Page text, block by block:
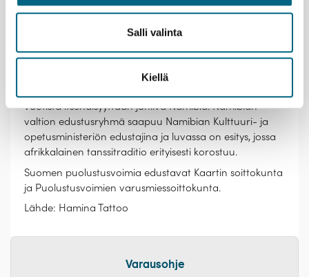
Salli valinta
Kiellä
edustussoittokunta.
Aivan toisenlaista sointimaailmaa tulee edustamaan
joka esiintyy 40 soittajan ja tanssijan vahvuudella
punaisissa takeissaan. Viimeisenä Haminaan saapuvista
vuotista itsenäisyyttään juhliva Namibia. Namibian
valtion edustusryhmä saapuu Namibian Kulttuuri- ja
opetusministeriön edustajina ja luvassa on esitys, jossa
afrikkalainen tanssitraditio erityisesti korostuu.
Suomen puolustusvoimia edustavat Kaartin soittokunta
ja Puolustusvoimien varusmiessoittokunta.
Lähde: Hamina Tattoo
Varausohje